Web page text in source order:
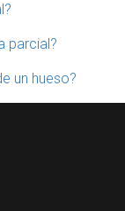
parcial?
un hueso?